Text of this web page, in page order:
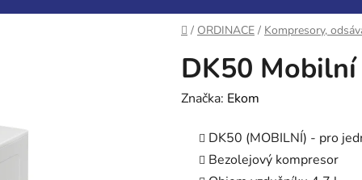
Domů
/ ORDINACE / Kompresory,
DK50 Mobilní
Značka: Ekom
DK50 (MOBILNÍ) - pro
Bezolejový kompresor